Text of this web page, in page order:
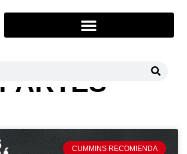
PARTES
CUMMINS RECOMIENDA